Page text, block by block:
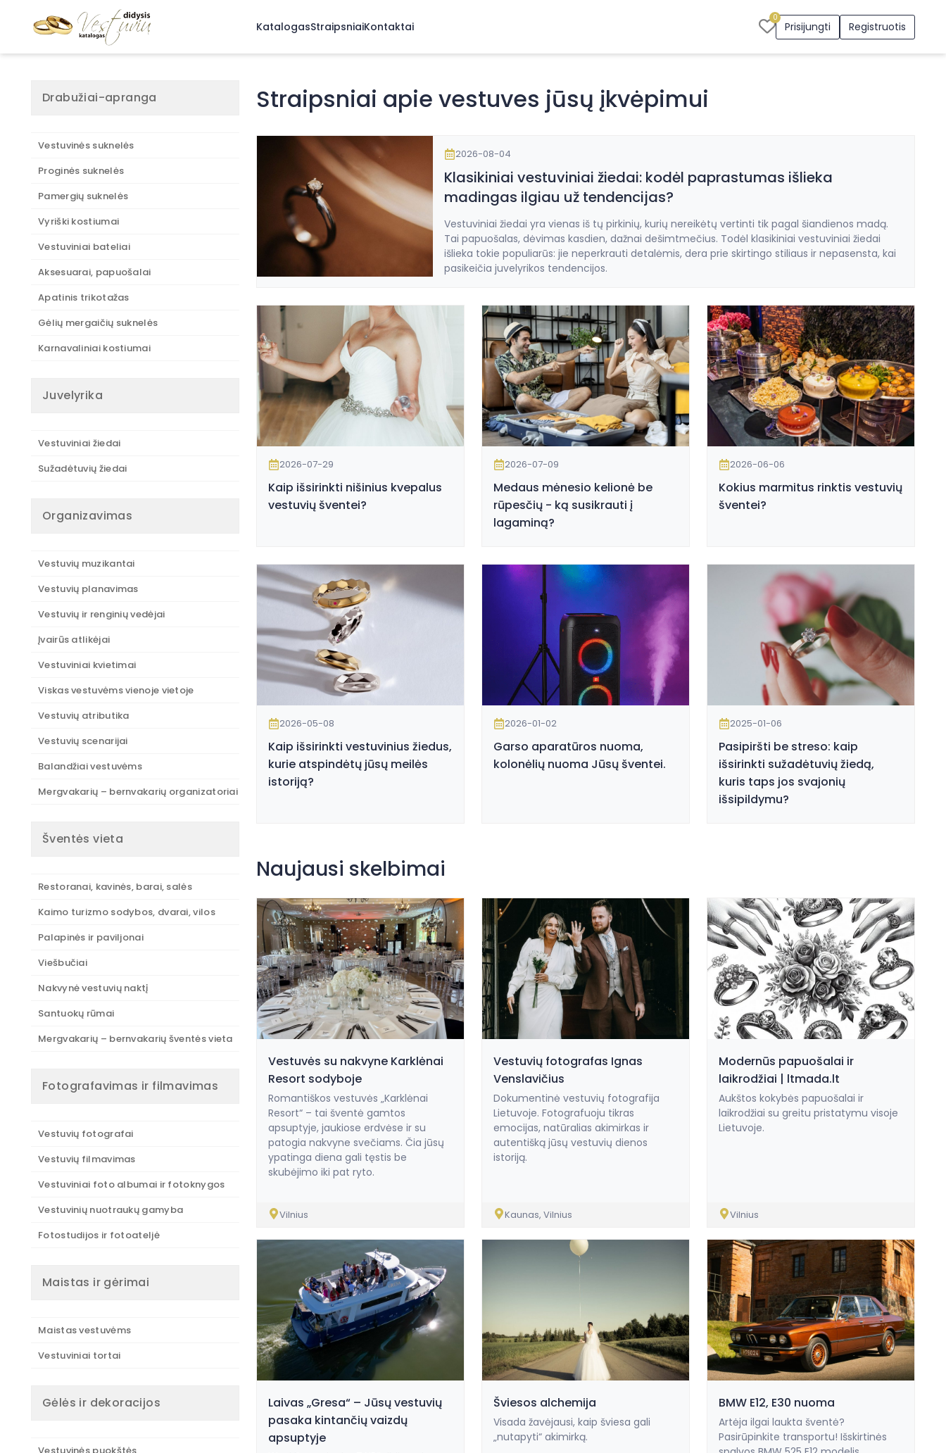
KatalogasStraipsniaiKontaktai
0
Prisijungti Registruotis
Drabužiai-apranga
Vestuvinės suknelės
Proginės suknelės
Pamergių suknelės
Vyriški kostiumai
Vestuviniai bateliai
Aksesuarai, papuošalai
Apatinis trikotažas
Gėlių mergaičių suknelės
Karnavaliniai kostiumai
Juvelyrika
Vestuviniai žiedai
Sužadėtuvių žiedai
Organizavimas
Vestuvių muzikantai
Vestuvių planavimas
Vestuvių ir renginių vedėjai
Įvairūs atlikėjai
Vestuviniai kvietimai
Viskas vestuvėms vienoje vietoje
Vestuvių atributika
Vestuvių scenarijai
Balandžiai vestuvėms
Mergvakarių – bernvakarių organizatoriai
Šventės vieta
Restoranai, kavinės, barai, salės
Kaimo turizmo sodybos, dvarai, vilos
Palapinės ir paviljonai
Viešbučiai
Nakvynė vestuvių naktį
Santuokų rūmai
Mergvakarių – bernvakarių šventės vieta
Fotografavimas ir filmavimas
Vestuvių fotografai
Vestuvių filmavimas
Vestuviniai foto albumai ir fotoknygos
Vestuvinių nuotraukų gamyba
Fotostudijos ir fotoateljė
Maistas ir gėrimai
Maistas vestuvėms
Vestuviniai tortai
Gėlės ir dekoracijos
Straipsniai apie vestuves jūsų įkvėpimui
2026-08-04
Klasikiniai vestuviniai žiedai: kodėl paprastumas išlieka
madingas ilgiau už tendencijas?
Vestuviniai žiedai yra vienas iš tų pirkinių, kurių nereikėtų vertinti tik pagal šiandienos madą.
Tai papuošalas, dėvimas kasdien, dažnai dešimtmečius. Todėl klasikiniai vestuviniai žiedai
išlieka tokie populiarūs: jie neperkrauti detalėmis, dera prie skirtingo stiliaus ir nepasensta, kai
pasikeičia juvelyrikos tendencijos.
2026-07-29
Kaip išsirinkti nišinius kvepalus
vestuvių šventei?
2026-07-09
Medaus mėnesio kelionė be
rūpesčių - ką susikrauti į
lagaminą?
2026-06-06
Kokius marmitus rinktis vestuvių
šventei?
2026-05-08
Kaip išsirinkti vestuvinius žiedus,
kurie atspindėtų jūsų meilės
istoriją?
2026-01-02
Garso aparatūros nuoma,
kolonėlių nuoma Jūsų šventei.
2025-01-06
Pasipiršti be streso: kaip
išsirinkti sužadėtuvių žiedą,
kuris taps jos svajonių
išsipildymu?
Naujausi skelbimai
Vestuvės su nakvyne Karklėnai
Resort sodyboje
Romantiškos vestuvės „Karklėnai
Resort“ – tai šventė gamtos
apsuptyje, jaukiose erdvėse ir su
patogia nakvyne svečiams. Čia jūsų
ypatinga diena gali tęstis be
skubėjimo iki pat ryto.
Vilnius
Vestuvių fotografas Ignas
Venslavičius
Dokumentinė vestuvių fotografija
Lietuvoje. Fotografuoju tikras
emocijas, natūralias akimirkas ir
autentišką jūsų vestuvių dienos
istoriją.
Kaunas, Vilnius
Modernūs papuošalai ir
laikrodžiai | ltmada.lt
Aukštos kokybės papuošalai ir
laikrodžiai su greitu pristatymu visoje
Lietuvoje.
Vilnius
Laivas „Gresa“ – Jūsų vestuvių
pasaka kintančių vaizdų
apsuptyje
Šviesos alchemija
Visada žavėjausi, kaip šviesa gali
„nutapyti“ akimirką.
BMW E12, E30 nuoma
Artėja ilgai laukta šventė?
Pasirūpinkite transportu! Išskirtinės